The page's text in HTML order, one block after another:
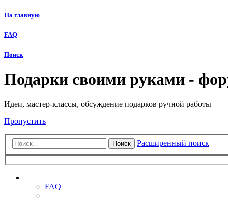
На главную
FAQ
Поиск
Подарки своими руками -
Идеи, мастер-классы, обсуждение подарков ручной работы
Пропустить
Поиск Расширенный поиск
FAQ